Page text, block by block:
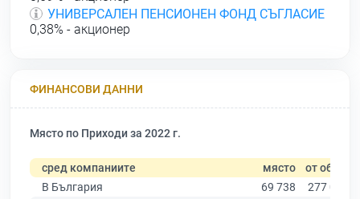
УНИВЕРСАЛЕН ПЕНСИОНЕН ФОНД СЪГЛАСИЕ
0,38% - акционер
ФИНАНСОВИ ДАННИ
Място по Приходи за 2022 г.
сред компаниите място от общо
В България
69 738
277 019